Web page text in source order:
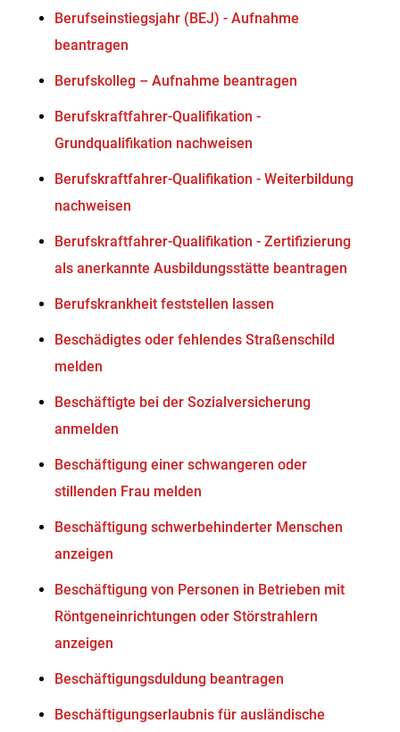
Berufseinstiegsjahr (BEJ) - Aufnahme
beantragen
Berufskolleg – Aufnahme beantragen
Berufskraftfahrer-Qualifikation -
Grundqualifikation nachweisen
Berufskraftfahrer-Qualifikation - Weiterbildung
nachweisen
Berufskraftfahrer-Qualifikation - Zertifizierung
als anerkannte Ausbildungsstätte beantragen
Berufskrankheit feststellen lassen
Beschädigtes oder fehlendes Straßenschild
melden
Beschäftigte bei der Sozialversicherung
anmelden
Beschäftigung einer schwangeren oder
stillenden Frau melden
Beschäftigung schwerbehinderter Menschen
anzeigen
Beschäftigung von Personen in Betrieben mit
Röntgeneinrichtungen oder Störstrahlern
anzeigen
Beschäftigungsduldung beantragen
Beschäftigungserlaubnis für ausländische